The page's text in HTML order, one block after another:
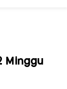
Minggu